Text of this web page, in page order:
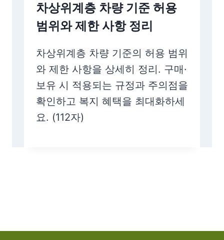
차상위계층 차량 기준 허용
범위와 제한 사항 정리
차상위계층 차량 기준의 허용 범위
와 제한 사항을 상세히 정리. 구매·
보유 시 적용되는 규정과 주의점을
확인하고 복지 혜택을 최대화하세
요. (112자)